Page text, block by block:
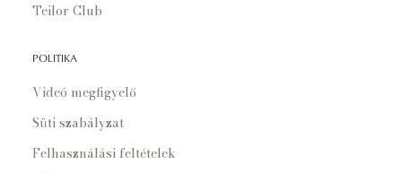
Teilor Club
POLITIKA
Videó megfigyelő
Süti szabályzat
Felhasználási feltételek